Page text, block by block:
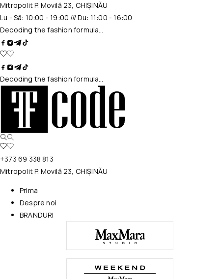
Mitropolit P. Movilă 23, CHIȘINĂU
Lu - Sâ: 10:00 - 19:00 /// Du: 11:00 - 16:00
Decoding the fashion formula…
Decoding the fashion formula…
+373 69 338 813
Mitropolit P. Movilă 23, CHIȘINĂU
Prima
Despre noi
BRANDURI